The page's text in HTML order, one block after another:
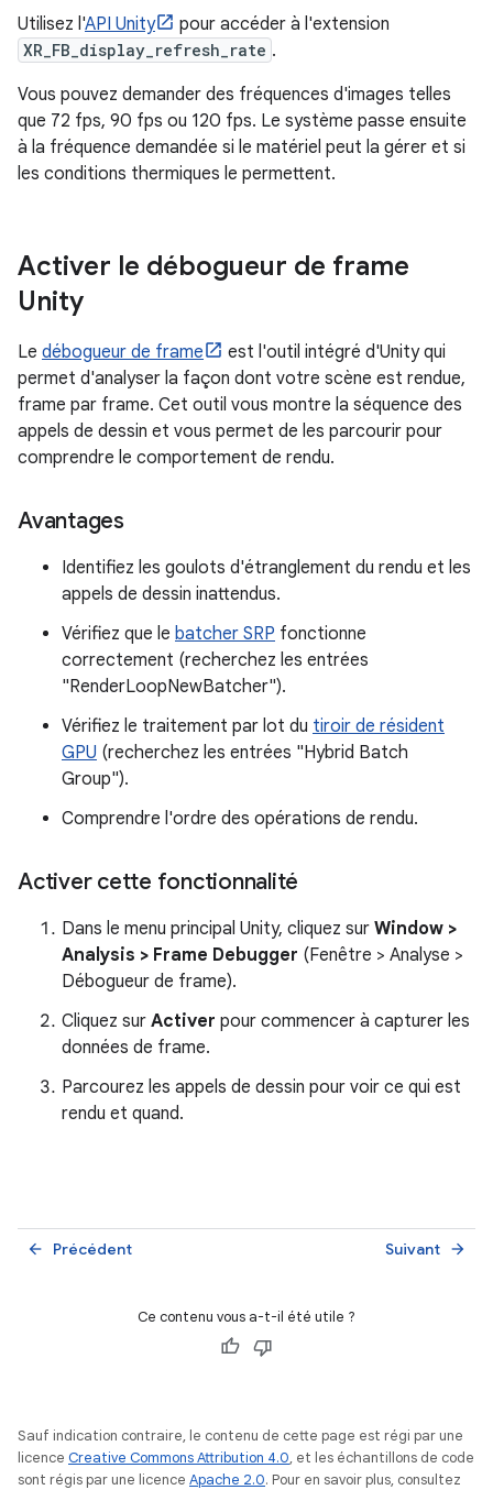
Utilisez l'API Unity pour accéder à l'extension
XR_FB_display_refresh_rate .
Vous pouvez demander des fréquences d'images telles
que 72 fps, 90 fps ou 120 fps. Le système passe ensuite
à la fréquence demandée si le matériel peut la gérer et si
les conditions thermiques le permettent.
Activer le débogueur de frame
Unity
Le débogueur de frame
est l'outil intégré d'Unity qui
permet d'analyser la façon dont votre scène est rendue,
frame par frame. Cet outil vous montre la séquence des
appels de dessin et vous permet de les parcourir pour
comprendre le comportement de rendu.
Avantages
Identifiez les goulots d'étranglement du rendu et les
appels de dessin inattendus.
Vérifiez que le batcher SRP fonctionne
correctement (recherchez les entrées
"RenderLoopNewBatcher").
Vérifiez le traitement par lot du tiroir de résident
GPU (recherchez les entrées "Hybrid Batch
Group").
Comprendre l'ordre des opérations de rendu.
Activer cette fonctionnalité
Dans le menu principal Unity, cliquez sur Window >
Analysis > Frame Debugger (Fenêtre > Analyse >
Débogueur de frame).
Cliquez sur Activer pour commencer à capturer les
données de frame.
Parcourez les appels de dessin pour voir ce qui est
rendu et quand.
Précédent
arrow_back Suivant arrow_forward
Ce contenu vous a-t-il été utile ?
Sauf indication contraire, le contenu de cette page est régi par une
licence Creative Commons Attribution 4.0, et les échantillons de code
sont régis par une licence Apache 2.0. Pour en savoir plus, consultez